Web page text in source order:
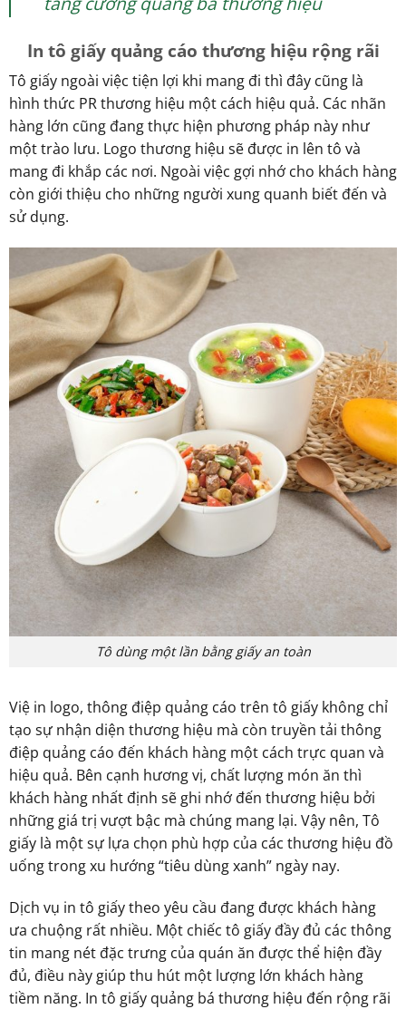
In tô giấy quảng cáo thương hiệu rộng rãi
Tô giấy ngoài việc tiện lợi khi mang đi thì đây cũng là
hình thức PR thương hiệu một cách hiệu quả. Các nhãn
hàng lớn cũng đang thực hiện phương pháp này như
một trào lưu. Logo thương hiệu sẽ được in lên tô và
mang đi khắp các nơi. Ngoài việc gợi nhớ cho khách hàng
còn giới thiệu cho những người xung quanh biết đến và
sử dụng.
Tô dùng một lần bằng giấy an toàn
Việ in logo, thông điệp quảng cáo trên tô giấy không chỉ
tạo sự nhận diện thương hiệu mà còn truyền tải thông
điệp quảng cáo đến khách hàng một cách trực quan và
hiệu quả. Bên cạnh hương vị, chất lượng món ăn thì
khách hàng nhất định sẽ ghi nhớ đến thương hiệu bởi
những giá trị vượt bậc mà chúng mang lại. Vậy nên, Tô
giấy là một sự lựa chọn phù hợp của các thương hiệu đồ
uống trong xu hướng “tiêu dùng xanh” ngày nay.
Dịch vụ in tô giấy theo yêu cầu đang được khách hàng
ưa chuộng rất nhiều. Một chiếc tô giấy đầy đủ các thông
tin mang nét đặc trưng của quán ăn được thể hiện đầy
đủ, điều này giúp thu hút một lượng lớn khách hàng
tiềm năng. In tô giấy quảng bá thương hiệu đến rộng rãi